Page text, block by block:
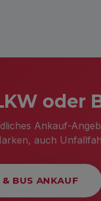
oder
Ankauf-
auch
BUS ANKAUF